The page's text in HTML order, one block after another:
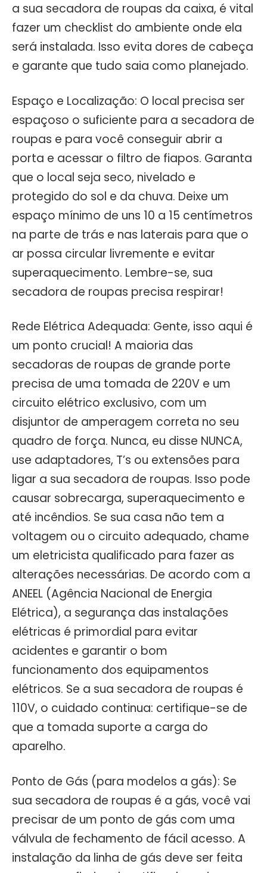
a sua secadora de roupas da caixa, é vital
fazer um checklist do ambiente onde ela
será instalada. Isso evita dores de cabeça
e garante que tudo saia como planejado.
Espaço e Localização: O local precisa ser
espaçoso o suficiente para a secadora de
roupas e para você conseguir abrir a
porta e acessar o filtro de fiapos. Garanta
que o local seja seco, nivelado e
protegido do sol e da chuva. Deixe um
espaço mínimo de uns 10 a 15 centímetros
na parte de trás e nas laterais para que o
ar possa circular livremente e evitar
superaquecimento. Lembre-se, sua
secadora de roupas precisa respirar!
Rede Elétrica Adequada: Gente, isso aqui é
um ponto crucial! A maioria das
secadoras de roupas de grande porte
precisa de uma tomada de 220V e um
circuito elétrico exclusivo, com um
disjuntor de amperagem correta no seu
quadro de força. Nunca, eu disse NUNCA,
use adaptadores, T’s ou extensões para
ligar a sua secadora de roupas. Isso pode
causar sobrecarga, superaquecimento e
até incêndios. Se sua casa não tem a
voltagem ou o circuito adequado, chame
um eletricista qualificado para fazer as
alterações necessárias. De acordo com a
ANEEL (Agência Nacional de Energia
Elétrica), a segurança das instalações
elétricas é primordial para evitar
acidentes e garantir o bom
funcionamento dos equipamentos
elétricos. Se a sua secadora de roupas é
110V, o cuidado continua: certifique-se de
que a tomada suporte a carga do
aparelho.
Ponto de Gás (para modelos a gás): Se
sua secadora de roupas é a gás, você vai
precisar de um ponto de gás com uma
válvula de fechamento de fácil acesso. A
instalação da linha de gás deve ser feita